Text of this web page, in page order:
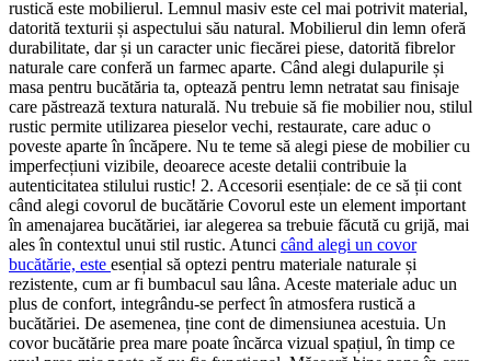
rustică este mobilierul. Lemnul masiv este cel mai potrivit material,
datorită texturii și aspectului său natural. Mobilierul din lemn oferă
durabilitate, dar și un caracter unic fiecărei piese, datorită fibrelor
naturale care conferă un farmec aparte. Când alegi dulapurile și
masa pentru bucătăria ta, optează pentru lemn netratat sau finisaje
care păstrează textura naturală. Nu trebuie să fie mobilier nou, stilul
rustic permite utilizarea pieselor vechi, restaurate, care aduc o
poveste aparte în încăpere. Nu te teme să alegi piese de mobilier cu
imperfecțiuni vizibile, deoarece aceste detalii contribuie la
autenticitatea stilului rustic! 2. Accesorii esențiale: de ce să ții cont
când alegi covorul de bucătărie Covorul este un element important
în amenajarea bucătăriei, iar alegerea sa trebuie făcută cu grijă, mai
ales în contextul unui stil rustic. Atunci când alegi un covor
bucătărie, este esențial să optezi pentru materiale naturale și
rezistente, cum ar fi bumbacul sau lâna. Aceste materiale aduc un
plus de confort, integrându-se perfect în atmosfera rustică a
bucătăriei. De asemenea, ține cont de dimensiunea acestuia. Un
covor bucătărie prea mare poate încărca vizual spațiul, în timp ce